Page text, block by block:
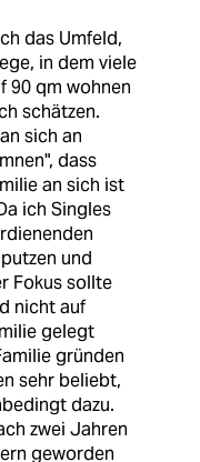
das Umfeld,
in dem viele
90 qm wohnen
schätzen.
sich an
dass
an sich ist
ich Singles
und
Fokus sollte
nicht auf
gelegt
gründen
sehr beliebt,
dazu.
zwei Jahren
geworden